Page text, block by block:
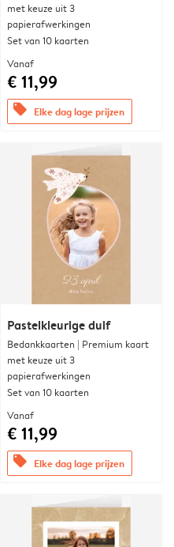
met keuze uit 3
papierafwerkingen
Set van 10 kaarten
Vanaf
€ 11,99
offers Elke dag lage prijzen
Pastelkleurige duif
Bedankkaarten | Premium kaart
met keuze uit 3
papierafwerkingen
Set van 10 kaarten
Vanaf
€ 11,99
offers Elke dag lage prijzen